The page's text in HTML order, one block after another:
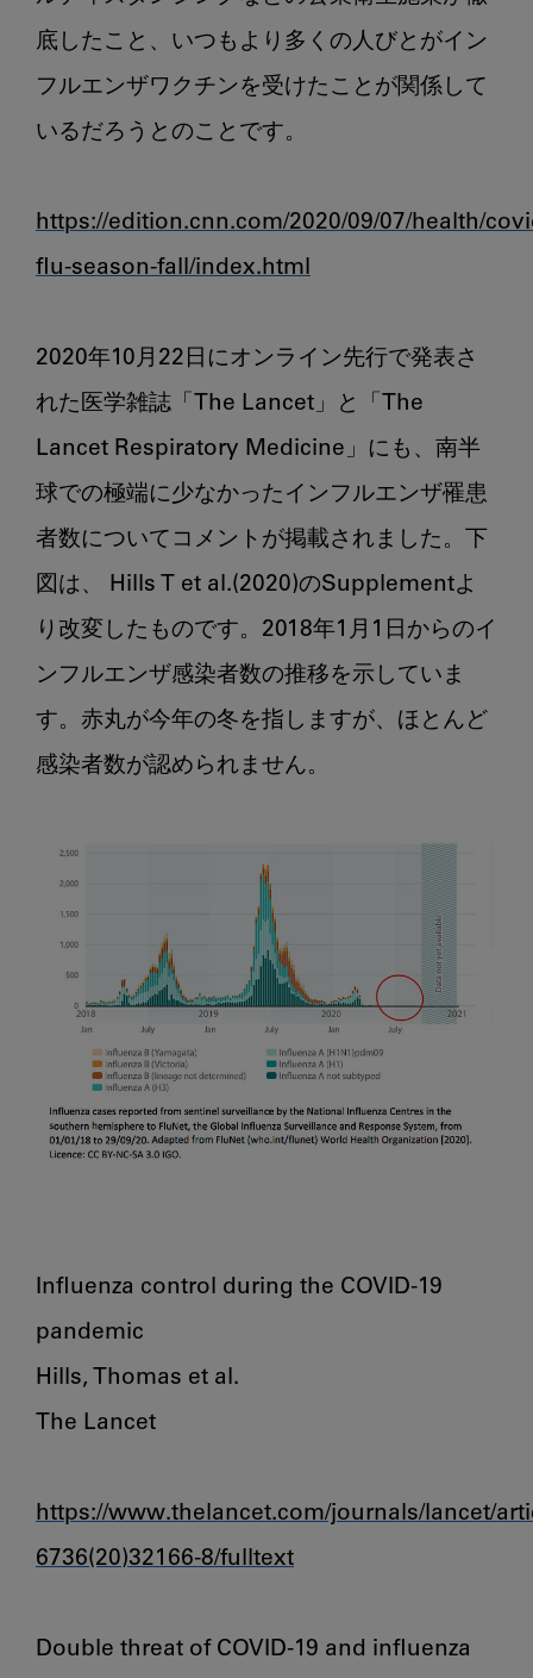
底したこと、いつもより多くの人びとがイン
フルエンザワクチンを受けたことが関係して
いるだろうとのことです。
https://edition.cnn.com/2020/09/07/health/
flu-season-fall/index.html
2020年10月22日にオンライン先行で発表さ
れた医学雑誌「The Lancet」と「The
Lancet Respiratory Medicine」にも、南半
球での極端に少なかったインフルエンザ罹患
者数についてコメントが掲載されました。下
図は、 Hills T et al.(2020)のSupplementよ
り改変したものです。2018年1月1日からのイ
ンフルエンザ感染者数の推移を示していま
す。赤丸が今年の冬を指しますが、ほとんど
感染者数が認められません。
Influenza control during the COVID-19
pandemic
Hills, Thomas et al.
The Lancet
https://www.thelancet.com/journals/lancet/
6736(20)32166-8/fulltext
Double threat of COVID-19 and influenza